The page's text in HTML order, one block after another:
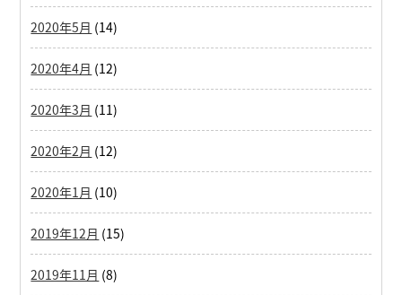
2020年5月 (14)
2020年4月 (12)
2020年3月 (11)
2020年2月 (12)
2020年1月 (10)
2019年12月 (15)
2019年11月 (8)